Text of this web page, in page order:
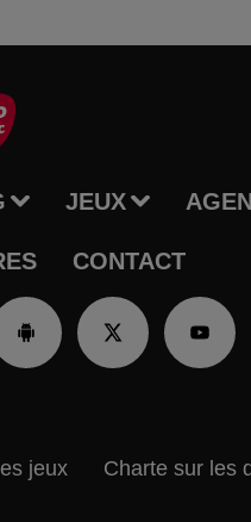
JEUX
CONTACT
jeux Charte sur les